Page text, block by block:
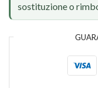
sostituzione o